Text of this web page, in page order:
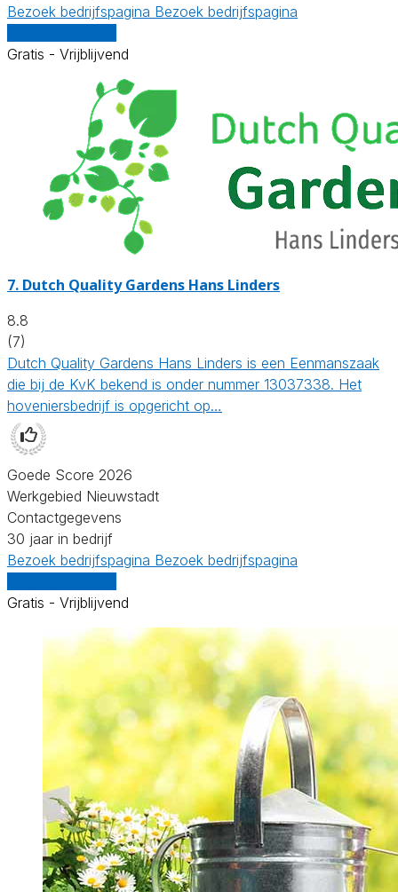
Bezoek bedrijfspagina Bezoek bedrijfspagina
Gratis - Vrijblijvend
7. Dutch Quality Gardens Hans Linders
8.8
(7)
Dutch Quality Gardens Hans Linders is een Eenmanszaak
die bij de KvK bekend is onder nummer 13037338. Het
hoveniersbedrijf is opgericht op…
Goede Score 2026
Werkgebied Nieuwstadt
Contactgegevens
30 jaar in bedrijf
Bezoek bedrijfspagina Bezoek bedrijfspagina
Gratis - Vrijblijvend